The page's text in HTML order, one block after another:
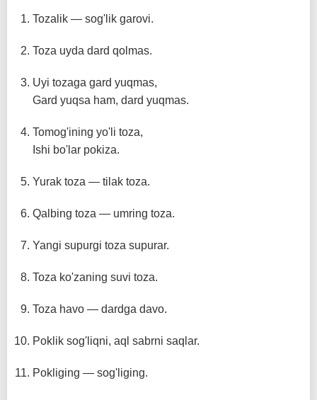
Tozalik — sog'lik garovi.
Toza uyda dard qolmas.
Uyi tozaga gard yuqmas,
Gard yuqsa ham, dard yuqmas.
Tomog'ining yo'li toza,
Ishi bo'lar pokiza.
Yurak toza — tilak toza.
Qalbing toza — umring toza.
Yangi supurgi toza supurar.
Toza ko'zaning suvi toza.
Toza havo — dardga davo.
Poklik sog'liqni, aql sabrni saqlar.
Pokliging — sog'liging.